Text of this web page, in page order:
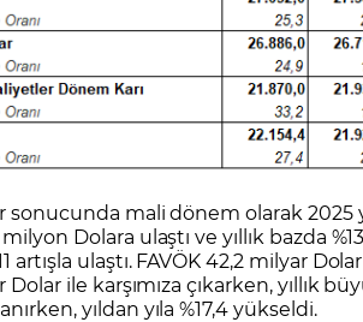
sonucunda mali dönem olarak 2025
Dolara ulaştı ve yıllık bazda
artışla ulaştı. FAVÖK 42,2 milyar
Dolar ile karşımıza çıkarken, yıllık
yıldan yıla %17,4 yükseldi.